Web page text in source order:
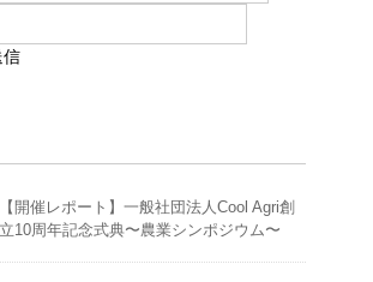
【開催レポート】一般社団法人Cool Agri創
立10周年記念式典〜農業シンポジウム〜